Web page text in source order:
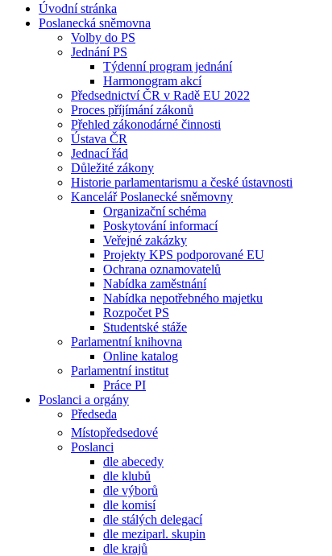
Úvodní stránka
Poslanecká sněmovna
Volby do PS
Jednání PS
Týdenní program jednání
Harmonogram akcí
Předsednictví ČR v Radě EU 2022
Proces příjímání zákonů
Přehled zákonodárné činnosti
Ústava ČR
Jednací řád
Důležité zákony
Historie parlamentarismu a české ústavnosti
Kancelář Poslanecké sněmovny
Organizační schéma
Poskytování informací
Veřejné zakázky
Projekty KPS podporované EU
Ochrana oznamovatelů
Nabídka zaměstnání
Nabídka nepotřebného majetku
Rozpočet PS
Studentské stáže
Parlamentní knihovna
Online katalog
Parlamentní institut
Práce PI
Poslanci a orgány
Předseda
Místopředsedové
Poslanci
dle abecedy
dle klubů
dle výborů
dle komisí
dle stálých delegací
dle meziparl. skupin
dle krajů